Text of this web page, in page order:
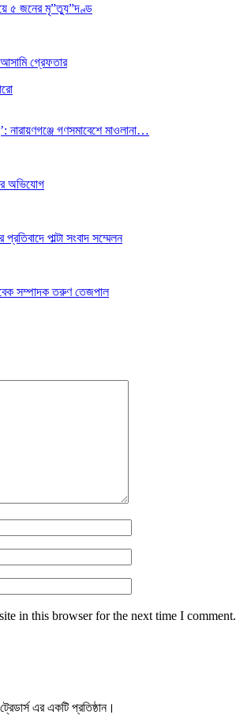
৫ জনের মৃ”ত্যু”দণ্ড
আসামি গ্রেফতার
গণসমাবেশে মাওলানা…
অভিযোগ
পাল্টা সংবাদ সম্মেলন
সম্পাদক তরুণ তেজপাল
in this browser for the next time I comment.
এর একটি প্রতিষ্ঠান।